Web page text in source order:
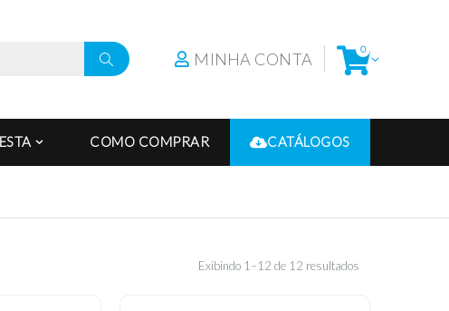
MINHA CONTA 0
COMO COMPRAR CATÁLOGOS
Exibindo 1–12 de 12 resultados